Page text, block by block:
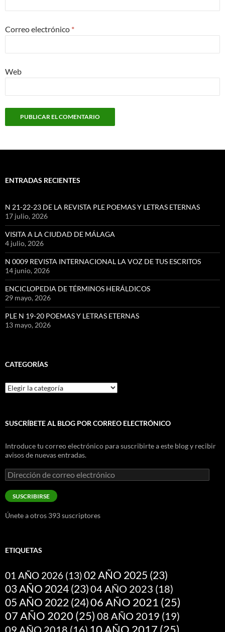
Correo electrónico *
Web
ENTRADAS RECIENTES
N 21-22-23 DE LA REVISTA PLE POEMAS Y LETRAS ETERNAS
17 julio, 2026
VISITA A LA CIUDAD DE MÁLAGA
4 julio, 2026
N 0009 REVISTA INTERNACIONAL LA VOZ DE TUS ESCRITOS
14 junio, 2026
ENCICLOPEDIA DE TÉRMINOS HERÁLDICOS
29 mayo, 2026
PLE N 19-20 POEMAS Y LETRAS ETERNAS
13 mayo, 2026
CATEGORÍAS
Categorías
SUSCRÍBETE AL BLOG POR CORREO ELECTRÓNICO
Introduce tu correo electrónico para suscribirte a este blog y recibir
avisos de nuevas entradas.
Dirección
de
correo
electrónico
SUSCRIBIRSE
Únete a otros 393 suscriptores
ETIQUETAS
01 AÑO 2026 (13)02 AÑO 2025 (23)
03 AÑO 2024(23)04 AÑO 2023 (18)
05 AÑO 2022(24)06 AÑO 2021 (25)
07 AÑO 2020 (25) 08 AÑO 2019 (19)